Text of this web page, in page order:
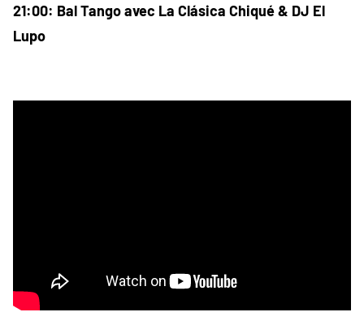
21:00: Bal Tango avec La Clásica Chiqué & DJ El
Lupo